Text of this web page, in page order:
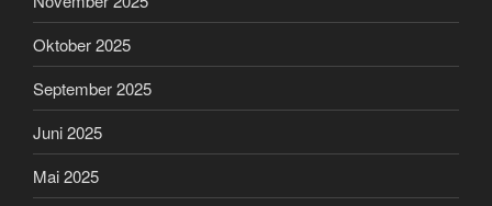
Oktober 2025
September 2025
Juni 2025
Mai 2025